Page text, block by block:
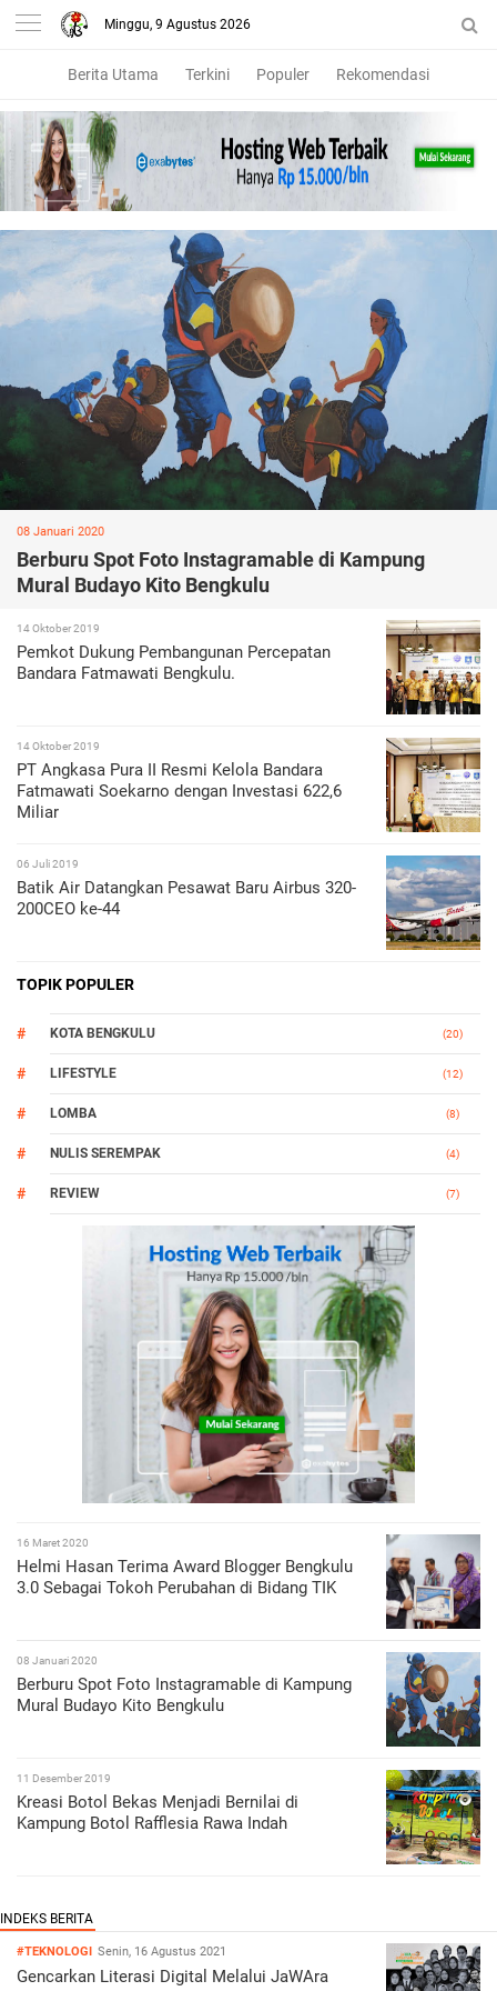
Minggu, 9 Agustus 2026
Berita Utama Terkini Populer Rekomendasi
08 Januari 2020
Berburu Spot Foto Instagramable di Kampung
Mural Budayo Kito Bengkulu
14 Oktober 2019
Pemkot Dukung Pembangunan Percepatan
Bandara Fatmawati Bengkulu.
14 Oktober 2019
PT Angkasa Pura II Resmi Kelola Bandara
Fatmawati Soekarno dengan Investasi 622,6
Miliar
06 Juli 2019
Batik Air Datangkan Pesawat Baru Airbus 320-
200CEO ke-44
TOPIK POPULER
KOTA BENGKULU (20)
LIFESTYLE (12)
LOMBA (8)
NULIS SEREMPAK (4)
REVIEW (7)
16 Maret 2020
Helmi Hasan Terima Award Blogger Bengkulu
3.0 Sebagai Tokoh Perubahan di Bidang TIK
08 Januari 2020
Berburu Spot Foto Instagramable di Kampung
Mural Budayo Kito Bengkulu
11 Desember 2019
Kreasi Botol Bekas Menjadi Bernilai di
Kampung Botol Rafflesia Rawa Indah
#TEKNOLOGI Senin, 16 Agustus 2021
Gencarkan Literasi Digital Melalui JaWAra